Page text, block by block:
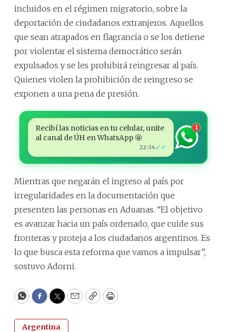
incluidos en el régimen migratorio, sobre la
deportación de ciudadanos extranjeros. Aquellos
que sean atrapados en flagrancia o se los detiene
por violentar el sistema democrático serán
expulsados y se les prohibirá reingresar al país.
Quienes violen la prohibición de reingreso se
exponen a una pena de presión.
Recibí las noticias en tu celular, unite
al canal de ÚH en WhatsApp 🤩
22:34✓✓
1
Mientras que negarán el ingreso al país por
irregularidades en la documentación que
presenten las personas en Aduanas. “El objetivo
es avanzar hacia un país ordenado, que cuide sus
fronteras y proteja a los ciudadanos argentinos. Es
lo que busca esta reforma que vamos a impulsar”,
sostuvo Adorni.
WhatsApp
Facebook
Twitter
EmailCopyPrint
Argentina